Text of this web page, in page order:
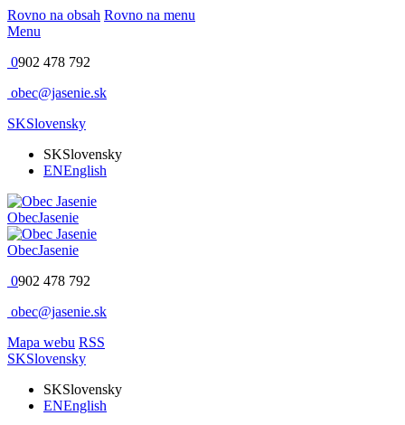
Rovno na obsah Rovno na menu
Menu
0902 478 792
obec@jasenie.sk
SKSlovensky
SKSlovensky
ENEnglish
ObecJasenie
ObecJasenie
0902 478 792
obec@jasenie.sk
Mapa webu RSS
SKSlovensky
SKSlovensky
ENEnglish